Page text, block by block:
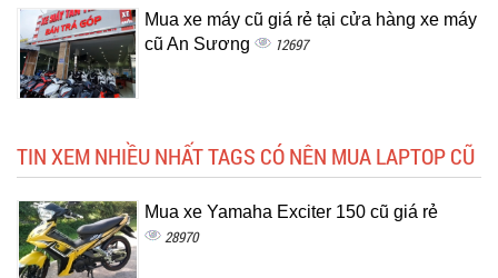
Mua xe máy cũ giá rẻ tại cửa hàng xe máy
cũ An Sương
12697
TIN XEM NHIỀU NHẤT TAGS CÓ NÊN MUA LAPTOP CŨ
Mua xe Yamaha Exciter 150 cũ giá rẻ
28970